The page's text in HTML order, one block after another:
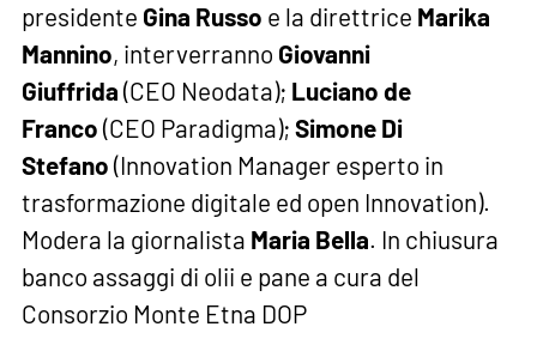
presidente Gina Russo e la direttrice Marika
Mannino, interverranno Giovanni
Giuffrida (CEO Neodata); Luciano de
Franco (CEO Paradigma); Simone Di
Stefano (Innovation Manager esperto in
trasformazione digitale ed open Innovation).
Modera la giornalista Maria Bella. In chiusura
banco assaggi di olii e pane a cura del
Consorzio Monte Etna DOP